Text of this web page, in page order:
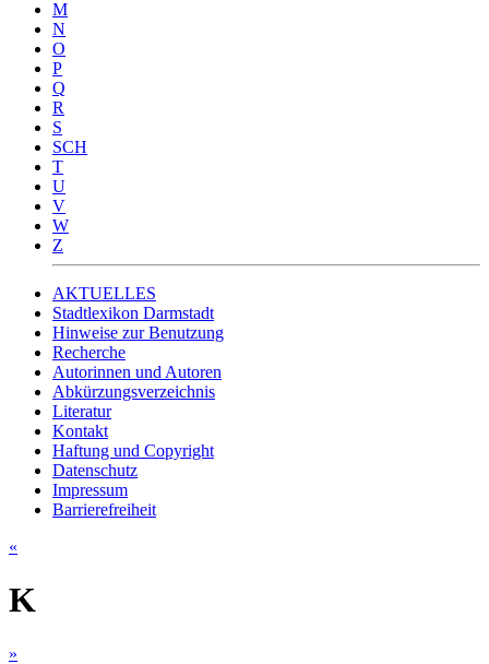
M
N
O
P
Q
R
S
SCH
T
U
V
W
Z
AKTUELLES
Stadtlexikon Darmstadt
Hinweise zur Benutzung
Recherche
Autorinnen und Autoren
Abkürzungsverzeichnis
Literatur
Kontakt
Haftung und Copyright
Datenschutz
Impressum
Barrierefreiheit
«
K
»